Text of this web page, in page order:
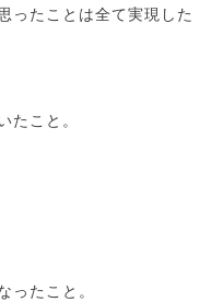
ったことは全て実現した
たこと。
ったこと。